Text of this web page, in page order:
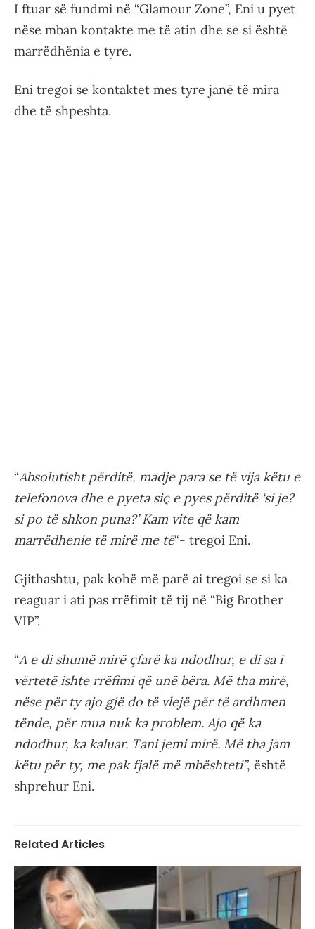
I ftuar së fundmi në “Glamour Zone”, Eni u pyet
nëse mban kontakte me të atin dhe se si është
marrëdhënia e tyre.
Eni tregoi se kontaktet mes tyre janë të mira
dhe të shpeshta.
“Absolutisht përditë, madje para se të vija këtu e
telefonova dhe e pyeta siç e pyes përditë ‘si je?
si po të shkon puna?’ Kam vite që kam
marrëdhenie të mirë me të“- tregoi Eni.
Gjithashtu, pak kohë më parë ai tregoi se si ka
reaguar i ati pas rrëfimit të tij në “Big Brother
VIP”.
“A e di shumë mirë çfarë ka ndodhur, e di sa i
vërtetë ishte rrëfimi që unë bëra. Më tha mirë,
nëse për ty ajo gjë do të vlejë për të ardhmen
tënde, për mua nuk ka problem. Ajo që ka
ndodhur, ka kaluar. Tani jemi mirë. Më tha jam
këtu për ty, me pak fjalë më mbështeti”, është
shprehur Eni.
Related Articles